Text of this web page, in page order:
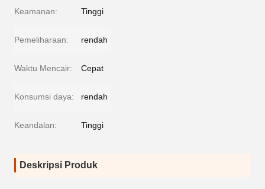
Keamanan: Tinggi
Pemeliharaan: rendah
Waktu Mencair: Cepat
Konsumsi daya: rendah
Keandalan: Tinggi
Deskripsi Produk